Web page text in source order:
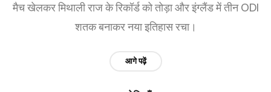
मैच खेलकर मिथाली राज के रिकॉर्ड को तोड़ा और इंग्लैंड में तीन ODI
शतक बनाकर नया इतिहास रचा।
आगे पढ़ें